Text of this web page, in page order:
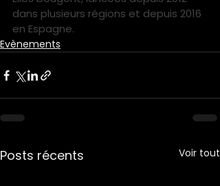
dans plusieurs régions et depuis 2016
en Espagne.
Evènements
Posts récents Voir tout